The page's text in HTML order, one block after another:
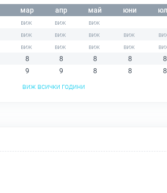
мар апр май юни
8 8 8 8
8
9 9 8 8
8
виж всички години